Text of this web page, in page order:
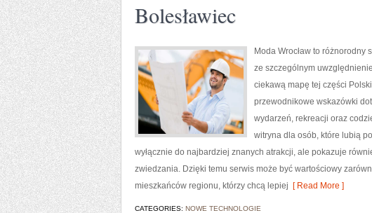
Bolesławiec
Moda Wrocław to
ze szczególnym
ciekawą mapę tej części
przewodnikowe wskazówki
wydarzeń, rekreacji oraz
witryna dla osób, które lubią
wyłącznie do najbardziej znanych atrakcji, ale pokazuje
zwiedzania. Dzięki temu serwis może być wartościowy
mieszkańców regionu, którzy chcą lepiej [ Read More ]
CATEGORIES: NOWE TECHNOLOGIE